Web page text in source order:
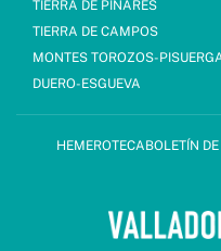
TIERRA DE PINARES
TIERRA DE CAMPOS
MONTES TOROZOS-
DUERO-ESGUEVA
HEMEROTECABOLETÍN